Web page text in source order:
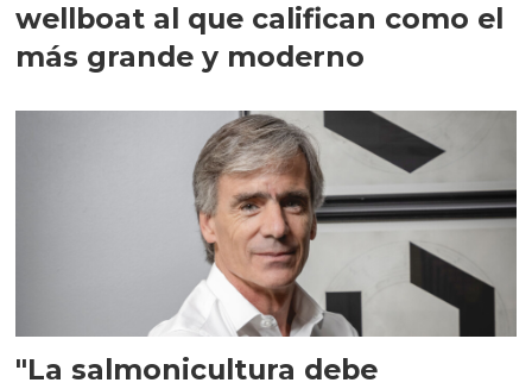
wellboat al que califican como el
más grande y moderno
"La salmonicultura debe